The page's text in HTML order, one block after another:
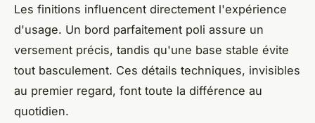
Les finitions influencent directement l'expérience
d'usage. Un bord parfaitement poli assure un
versement précis, tandis qu'une base stable évite
tout basculement. Ces détails techniques, invisibles
au premier regard, font toute la différence au
quotidien.